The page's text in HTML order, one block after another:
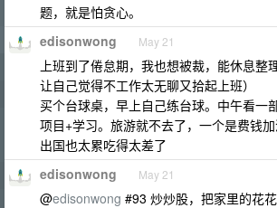
题，就是怕贪心。
edisonwong May 21
上班到了倦怠期，我也想被裁，能休息整
让自己觉得不工作太无聊又拾起上班）
买个台球桌，早上自己练台球。中午看一
项目+学习。旅游就不去了，一个是费钱加
出国也太累吃得太差了
edisonwong May 21
@edisonwong #93 炒炒股，把家里的花